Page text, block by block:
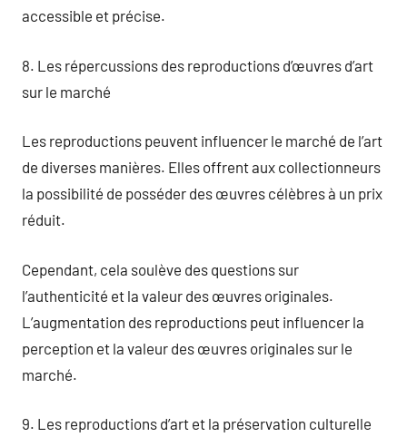
accessible et précise.
8. Les répercussions des reproductions d’œuvres d’art
sur le marché
Les reproductions peuvent influencer le marché de l’art
de diverses manières. Elles offrent aux collectionneurs
la possibilité de posséder des œuvres célèbres à un prix
réduit.
Cependant, cela soulève des questions sur
l’authenticité et la valeur des œuvres originales.
L’augmentation des reproductions peut influencer la
perception et la valeur des œuvres originales sur le
marché.
9. Les reproductions d’art et la préservation culturelle